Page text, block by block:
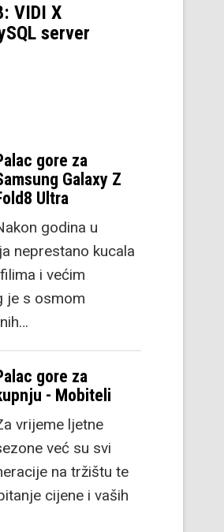
VIDI X
server
gore za
Galaxy Z
Ultra
godina u
neprestano kucala
i većim
je s osmom
gore za
- Mobiteli
vrijeme ljetne
već su svi
na tržištu te
cijene i vaših